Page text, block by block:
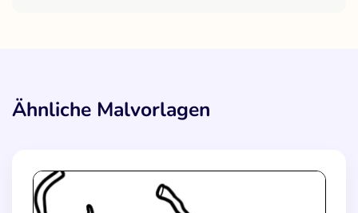
Ähnliche Malvorlagen